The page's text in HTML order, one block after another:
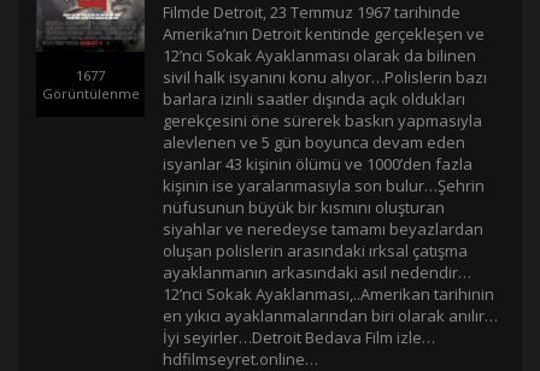
1677
Görüntülenme
Filmde Detroit, 23 Temmuz 1967 tarihinde
Amerika’nın Detroit kentinde gerçekleşen ve
12’nci Sokak Ayaklanması olarak da bilinen
sivil halk isyanını konu alıyor…Polislerin bazı
barlara izinli saatler dışında açık oldukları
gerekçesini öne sürerek baskın yapmasıyla
alevlenen ve 5 gün boyunca devam eden
isyanlar 43 kişinin ölümü ve 1000’den fazla
kişinin ise yaralanmasıyla son bulur…Şehrin
nüfusunun büyük bir kısmını oluşturan
siyahlar ve neredeyse tamamı beyazlardan
oluşan polislerin arasındaki ırksal çatışma
ayaklanmanın arkasındaki asıl nedendir…
12’nci Sokak Ayaklanması,..Amerikan tarihinin
en yıkıcı ayaklanmalarından biri olarak anılır…
İyi seyirler…Detroit Bedava Film izle…
hdfilmseyret.online…